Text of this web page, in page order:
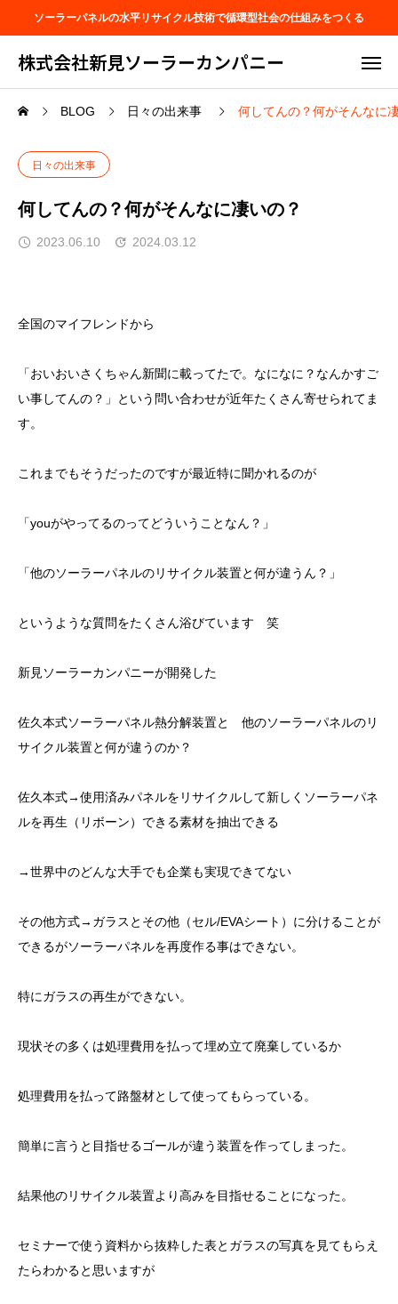
ソーラーパネルの水平リサイクル技術で循環型社会の仕組みをつくる
株式会社新見ソーラーカンパニー
BLOG 日々の出来事 何してんの？何がそんなに
日々の出来事
何してんの？何がそんなに凄いの？
2023.06.10 2024.03.12
全国のマイフレンドから
「おいおいさくちゃん新聞に載ってたで。なになに？なんかすご
い事してんの？」という問い合わせが近年たくさん寄せられてま
す。
これまでもそうだったのですが最近特に聞かれるのが
「youがやってるのってどういうことなん？」
「他のソーラーパネルのリサイクル装置と何が違うん？」
というような質問をたくさん浴びています 笑
新見ソーラーカンパニーが開発した
佐久本式ソーラーパネル熱分解装置と 他のソーラーパネルのリ
サイクル装置と何が違うのか？
佐久本式→使用済みパネルをリサイクルして新しくソーラーパネ
ルを再生（リボーン）できる素材を抽出できる
→世界中のどんな大手でも企業も実現できてない
その他方式→ガラスとその他（セル/EVAシート）に分けることが
できるがソーラーパネルを再度作る事はできない。
特にガラスの再生ができない。
現状その多くは処理費用を払って埋め立て廃棄しているか
処理費用を払って路盤材として使ってもらっている。
簡単に言うと目指せるゴールが違う装置を作ってしまった。
結果他のリサイクル装置より高みを目指せることになった。
セミナーで使う資料から抜粋した表とガラスの写真を見てもらえ
たらわかると思いますが